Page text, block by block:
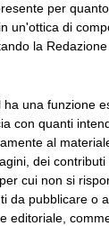
per
un'ottica di
la
ha una funzione
con quanti
al
dei
cui non si
da pubblicare o
editoriale,